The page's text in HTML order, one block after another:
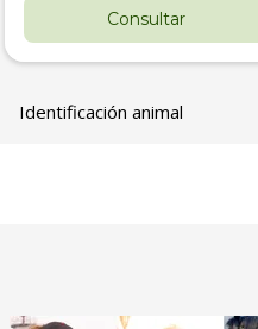
Consultar
Identificación animal